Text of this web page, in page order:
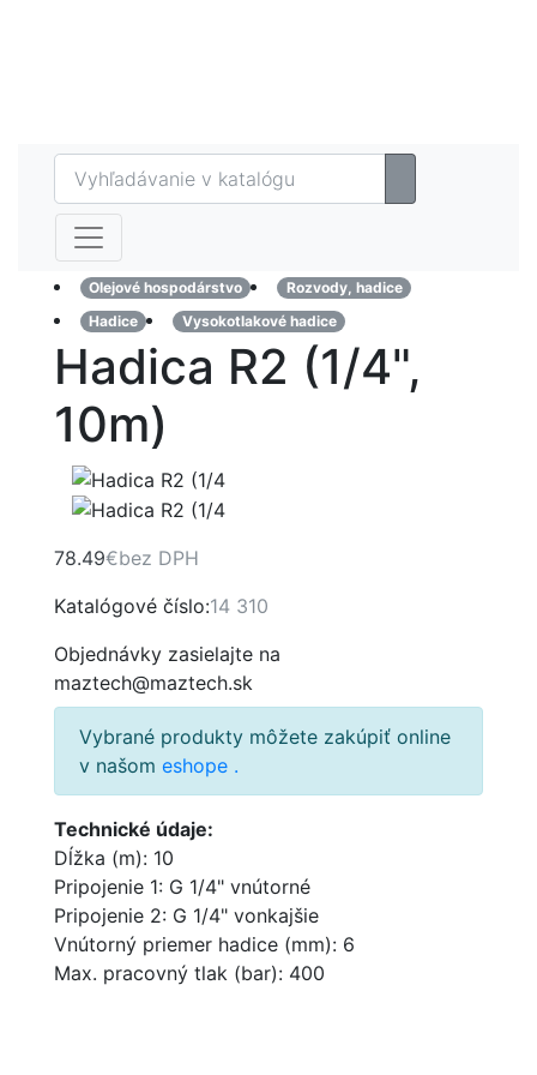
Olejové hospodárstvo
Rozvody, hadice
Hadice
Vysokotlakové hadice
Hadica R2 (1/4",
10m)
78.49€bez DPH
Katalógové číslo:14 310
Objednávky zasielajte na
maztech@maztech.sk
Vybrané produkty môžete zakúpiť online
v našom eshope .
Technické údaje:
Dĺžka (m): 10
Pripojenie 1: G 1/4" vnútorné
Pripojenie 2: G 1/4" vonkajšie
Vnútorný priemer hadice (mm): 6
Max. pracovný tlak (bar): 400